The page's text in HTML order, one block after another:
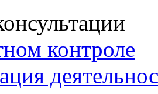
контроле